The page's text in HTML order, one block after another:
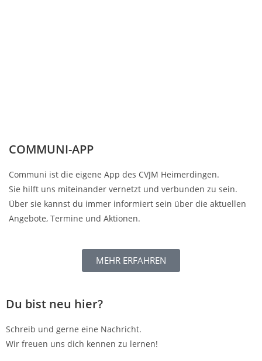
COMMUNI-APP
Communi ist die eigene App des CVJM Heimerdingen.
Sie hilft uns miteinander vernetzt und verbunden zu sein.
Über sie kannst du immer informiert sein über die aktuellen
Angebote, Termine und Aktionen.
MEHR ERFAHREN
Du bist neu hier?
Schreib und gerne eine Nachricht.
Wir freuen uns dich kennen zu lernen!